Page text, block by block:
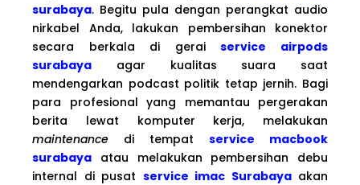
surabaya. Begitu pula dengan perangkat audio
nirkabel Anda, lakukan pembersihan konektor
secara berkala di geraiservice airpods
surabaya agar kualitas suara saat
mendengarkan podcast politik tetap jernih. Bagi
para profesional yang memantau pergerakan
berita lewat komputer kerja, melakukan
maintenance di tempat service macbook
surabaya atau melakukan pembersihan debu
internal di pusat service imac Surabayaakan